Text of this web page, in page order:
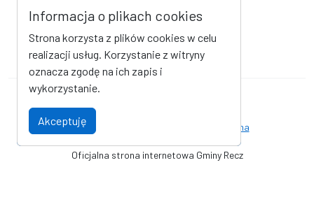
Oficjalna strona internetowa Gminy Recz
Deklaracja dostępności Strona archiwalna
Informacja o plikach cookies
Strona korzysta z plików cookies w celu
realizacji usług. Korzystanie z witryny
oznacza zgodę na ich zapis i
wykorzystanie.
Akceptuję